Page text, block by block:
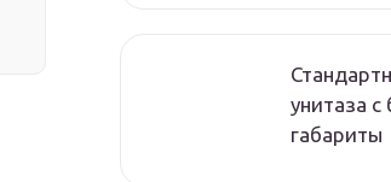
унитаза с
габариты